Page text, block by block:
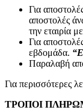
Για
αποστολές
την εταιρία
Για
εβδομάδα.
Παραλαβή
Για περισσότερες
ΤΡΟΠΟΙ